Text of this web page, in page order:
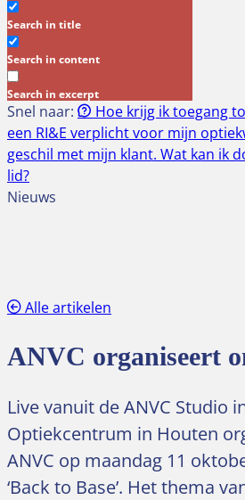
Search in title
Search in content
Search in excerpt
Snel naar: Hoe krijg ik toegang
een RI&E verplicht voor mijn
geschil met mijn klant. Wat kan ik
lid?
Nieuws
Alle artikelen
ANVC organiseert
Live vanuit de ANVC Studio
Optiekcentrum in Houten
ANVC op maandag 11
‘Back to Base’. Het thema